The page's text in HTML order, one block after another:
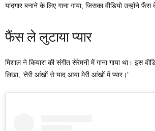
यादगार बनाने के लिए गाना गाया, जिसका वीडियो उन्होंने
फैंस ले लुटाया प्यार
मिशाल ने कियारा की संगीत सेरेमनी में गाना गाया था। इस
लिखा, ‘तेरी आंखों से याद आया मेरी आंखों में प्यार।’